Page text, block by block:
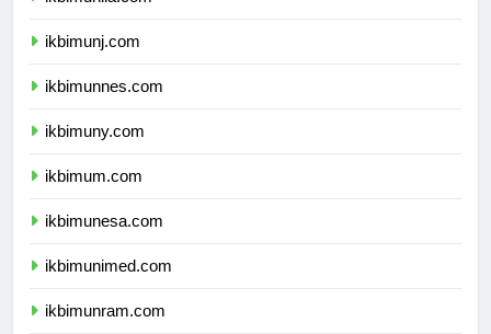
ikbimunj.com
ikbimunnes.com
ikbimuny.com
ikbimum.com
ikbimunesa.com
ikbimunimed.com
ikbimunram.com